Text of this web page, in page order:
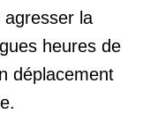
la
heures de
déplacement